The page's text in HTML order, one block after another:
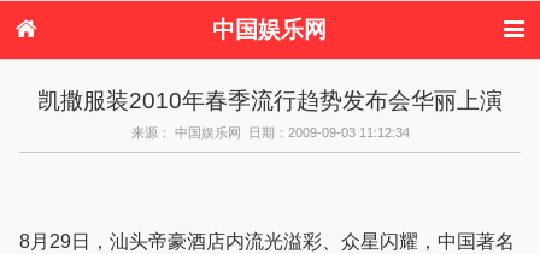
中国娱乐网
服饰
塑身 情感
健康
新娘 家庭
凯撒服装2010年春季流行趋势发布会华丽上演
来源： 中国娱乐网 日期：2009-09-03 11:12:34
8月29日，汕头帝豪酒店内流光溢彩、众星闪耀，中国著名